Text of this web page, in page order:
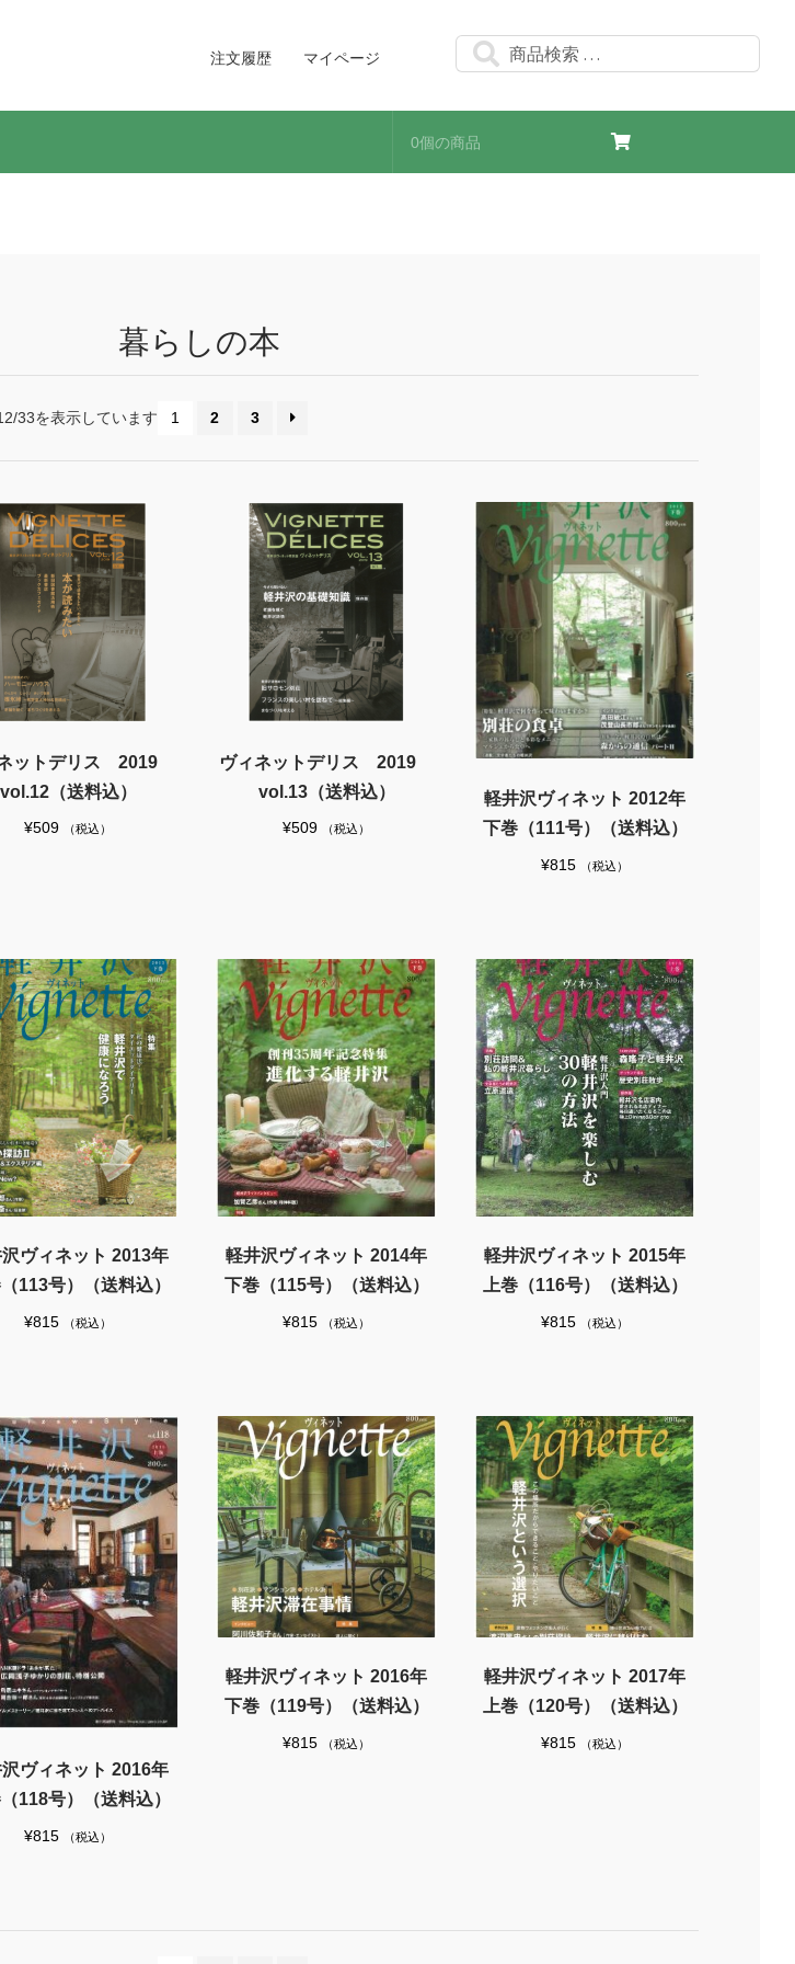
注文履歴 マイページ
索
索
0個の商品
暮らしの本
33を表示しています 1 2 3
ットデリス 2019
vol.12（送料込）
¥509 （税込）
ヴィネットデリス 2019
vol.13（送料込）
¥509 （税込）
軽井沢ヴィネット 2012年
下巻（111号）（送料込）
¥815 （税込）
ヴィネット 2013年
113号）（送料込）
¥815 （税込）
軽井沢ヴィネット 2014年
下巻（115号）（送料込）
¥815 （税込）
軽井沢ヴィネット 2015年
上巻（116号）（送料込）
¥815 （税込）
ヴィネット 2016年
（118号）（送料込）
¥815 （税込）
軽井沢ヴィネット 2016年
下巻（119号）（送料込）
¥815 （税込）
軽井沢ヴィネット 2017年
上巻（120号）（送料込）
¥815 （税込）